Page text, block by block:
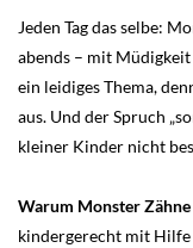
Jeden Tag das selbe:
abends – mit
ein leidiges Thema,
aus. Und der Spruch
kleiner Kinder nicht
Warum Monster
kindergerecht mit